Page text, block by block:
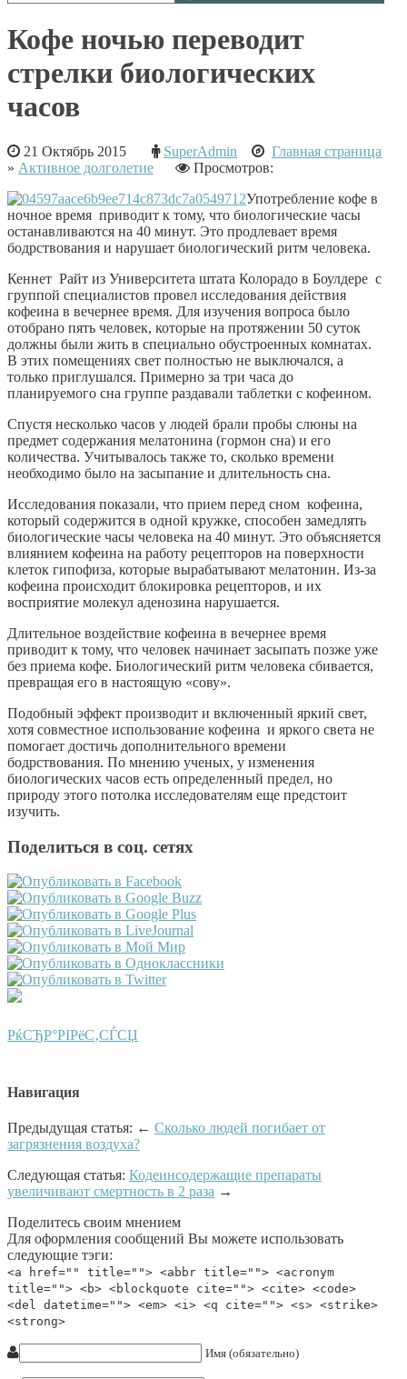
Кофе ночью переводит
стрелки биологических
часов
21 Октябрь 2015 SuperAdmin
Главная страница
» Активное долголетие
Просмотров:
Употребление кофе в
ночное время приводит к тому, что биологические часы
останавливаются на 40 минут. Это продлевает время
бодрствования и нарушает биологический ритм человека.
Кеннет Райт из Университета штата Колорадо в Боулдере с
группой специалистов провел исследования действия
кофеина в вечернее время. Для изучения вопроса было
отобрано пять человек, которые на протяжении 50 суток
должны были жить в специально обустроенных комнатах.
В этих помещениях свет полностью не выключался, а
только приглушался. Примерно за три часа до
планируемого сна группе раздавали таблетки с кофеином.
Спустя несколько часов у людей брали пробы слюны на
предмет содержания мелатонина (гормон сна) и его
количества. Учитывалось также то, сколько времени
необходимо было на засыпание и длительность сна.
Исследования показали, что прием перед сном кофеина,
который содержится в одной кружке, способен замедлять
биологические часы человека на 40 минут. Это объясняется
влиянием кофеина на работу рецепторов на поверхности
клеток гипофиза, которые вырабатывают мелатонин. Из-за
кофеина происходит блокировка рецепторов, и их
восприятие молекул аденозина нарушается.
Длительное воздействие кофеина в вечернее время
приводит к тому, что человек начинает засыпать позже уже
без приема кофе. Биологический ритм человека сбивается,
превращая его в настоящую «сову».
Подобный эффект производит и включенный яркий свет,
хотя совместное использование кофеина и яркого света не
помогает достичь дополнительного времени
бодрствования. По мнению ученых, у изменения
биологических часов есть определенный предел, но
природу этого потолка исследователям еще предстоит
изучить.
Поделиться в соц. сетях
РќСЂР°РІРёС‚СЃСЏ
Навигация
Предыдущая статья: ← Сколько людей погибает от
загрязнения воздуха?
Следующая статья: Кодеинсодержащие препараты
увеличивают смертность в 2 раза →
Поделитесь своим мнением
Для оформления сообщений Вы можете использовать
следующие тэги:
<a href="" title=""> <abbr title=""> <acronym
title=""> <b> <blockquote cite=""> <cite> <code>
<del datetime=""> <em> <i> <q cite=""> <s> <strike>
<strong>
Имя (обязательно)